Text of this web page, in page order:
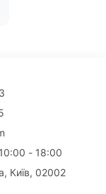
- 18:00
Київ, 02002